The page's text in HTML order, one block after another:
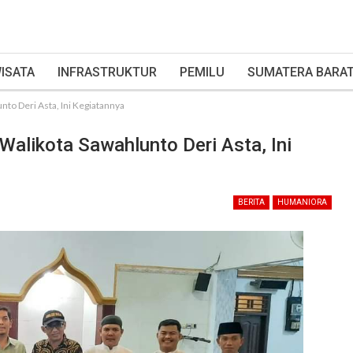
INFRASTRUKTUR PEMILU SUMATERA
Deri Asta, Ini Kegiatannya
Sawahlunto Deri Asta, Ini
BERITA HUMANIORA